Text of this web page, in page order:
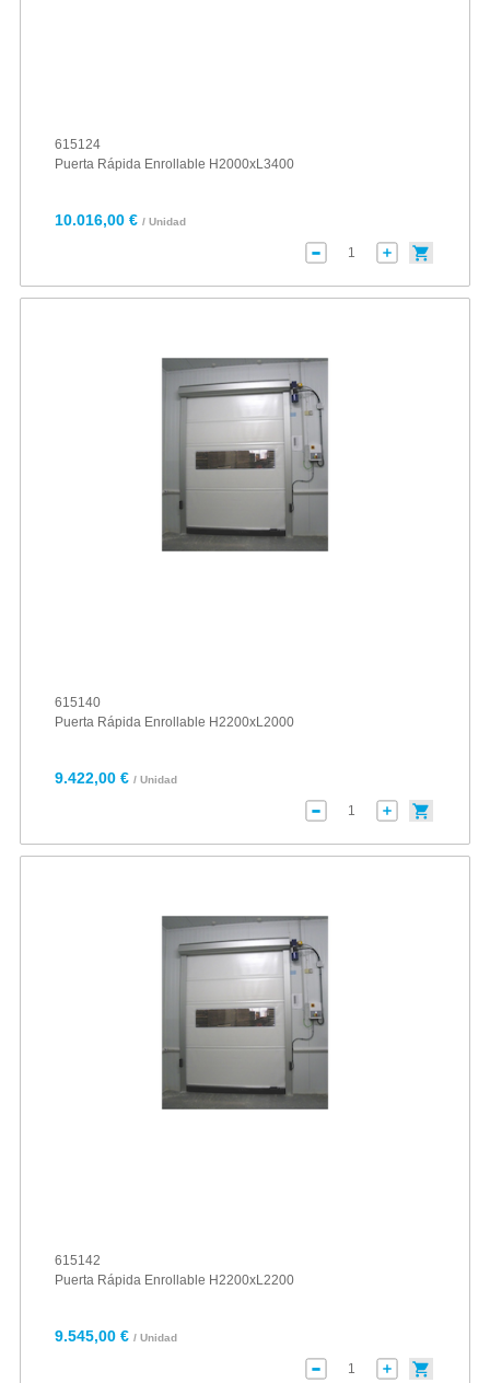
615124
Puerta Rápida Enrollable H2000xL3400
10.016,00 € / Unidad
615140
Puerta Rápida Enrollable H2200xL2000
9.422,00 € / Unidad
615142
Puerta Rápida Enrollable H2200xL2200
9.545,00 € / Unidad